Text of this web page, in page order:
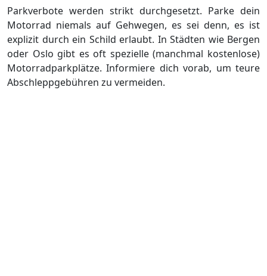
Parkverbote werden strikt durchgesetzt. Parke dein
Motorrad niemals auf Gehwegen, es sei denn, es ist
explizit durch ein Schild erlaubt. In Städten wie Bergen
oder Oslo gibt es oft spezielle (manchmal kostenlose)
Motorradparkplätze. Informiere dich vorab, um teure
Abschleppgebühren zu vermeiden.